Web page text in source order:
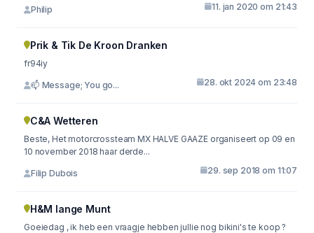
Philip 11. jan 2020 om 21:43
Prik & Tik De Kroon Dranken
fr94iy
📫 Message; You go... 28. okt 2024 om 23:48
C&A Wetteren
Beste, Het motorcrossteam MX HALVE GAAZE organiseert op 09 en
10 november 2018 haar derde...
Filip Dubois 29. sep 2018 om 11:07
H&M lange Munt
Goeiedag , ik heb een vraagje hebben jullie nog bikini's te koop ?